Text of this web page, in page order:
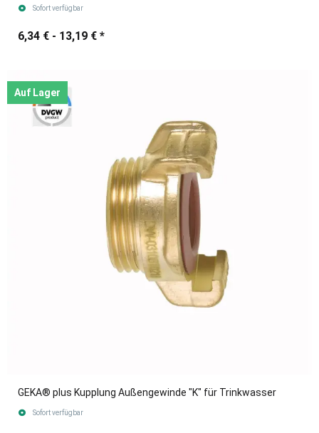
Sofort verfügbar
6,34 € - 13,19 € *
Auf Lager
GEKA® plus Kupplung Außengewinde "K" für Trinkwasser
Sofort verfügbar